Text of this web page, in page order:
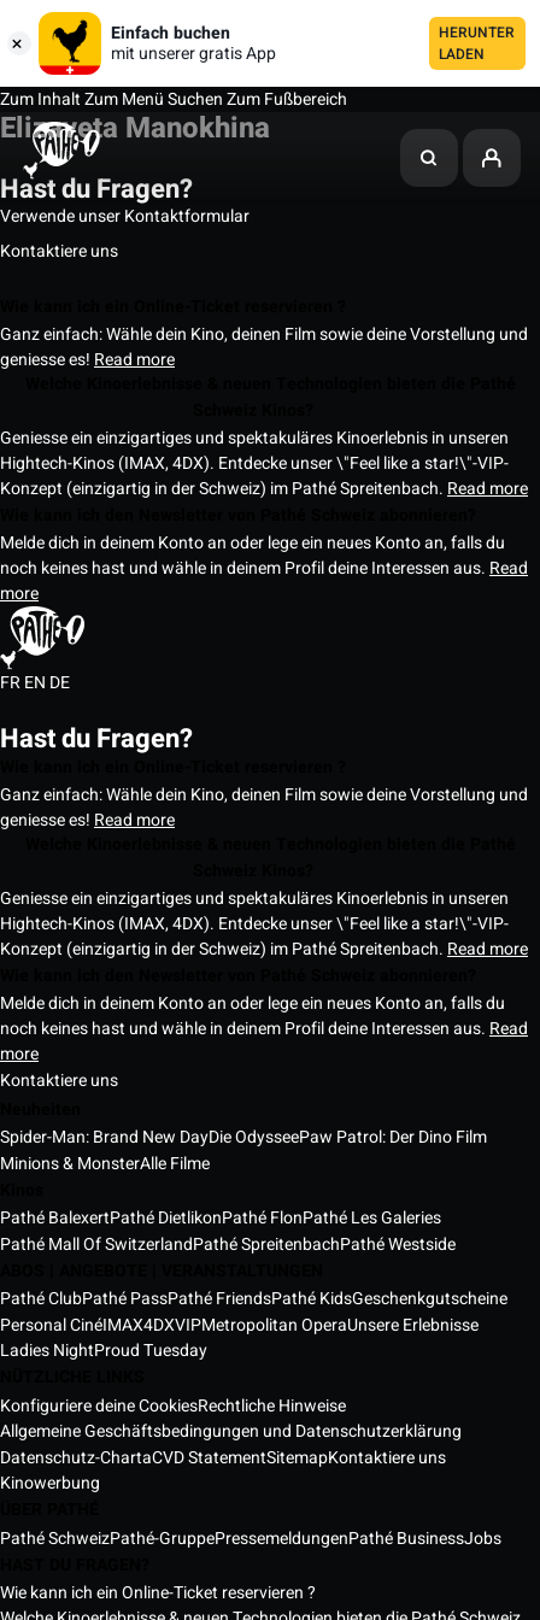
Einfach buchen
mit unserer gratis App
HERUNTER
LADEN
Zum InhaltZum MenüSuchenZum Fußbereich
Elizaveta Manokhina
Hast du Fragen?
Verwende unser Kontaktformular
Kontaktiere uns
Ganz einfach: Wähle dein Kino, deinen Film sowie deine Vorstellung und
geniesse es! Read more
Geniesse ein einzigartiges und spektakuläres Kinoerlebnis in unseren
Hightech-Kinos (IMAX, 4DX). Entdecke unser \"Feel like a star!\"-VIP-
Konzept (einzigartig in der Schweiz) im Pathé Spreitenbach. Read more
Melde dich in deinem Konto an oder lege ein neues Konto an, falls du
noch keines hast und wähle in deinem Profil deine Interessen aus. Read
more
FREN DE
Hast du Fragen?
Ganz einfach: Wähle dein Kino, deinen Film sowie deine Vorstellung und
geniesse es! Read more
Geniesse ein einzigartiges und spektakuläres Kinoerlebnis in unseren
Hightech-Kinos (IMAX, 4DX). Entdecke unser \"Feel like a star!\"-VIP-
Konzept (einzigartig in der Schweiz) im Pathé Spreitenbach. Read more
Melde dich in deinem Konto an oder lege ein neues Konto an, falls du
noch keines hast und wähle in deinem Profil deine Interessen aus. Read
more
Kontaktiere uns
Spider-Man: Brand New DayDie OdysseePaw Patrol: Der Dino Film
Minions & MonsterAlle Filme
Pathé BalexertPathé DietlikonPathé FlonPathé Les Galeries
Pathé Mall Of SwitzerlandPathé SpreitenbachPathé Westside
Pathé ClubPathé PassPathé FriendsPathé KidsGeschenkgutscheine
Personal CinéIMAX4DXVIPMetropolitan OperaUnsere Erlebnisse
Ladies NightProud Tuesday
Konfiguriere deine CookiesRechtliche Hinweise
Allgemeine Geschäftsbedingungen und Datenschutzerklärung
Datenschutz-ChartaCVD StatementSitemapKontaktiere uns
Kinowerbung
Pathé SchweizPathé-GruppePressemeldungenPathé BusinessJobs
Wie kann ich ein Online-Ticket reservieren ?